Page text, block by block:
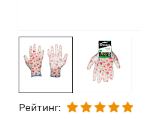
Рейтинг: